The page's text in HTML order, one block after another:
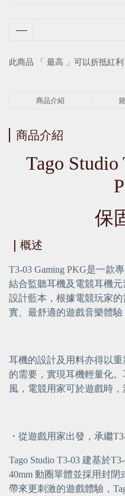
此商品 「 最高 」可以折抵紅利
商品介紹
商品介紹
Tago
保
概述
T3-03 Gaming PKG是一款
結合監聽耳機及電競耳機
設計藍本，根據電競玩家
實、最舒適的遊戲音樂體驗
耳機的設計及用料亦得以
的需要，實現耳機輕量化
風，電競用家可於遊戲時，
・從遊戲用家出發，承繼
Tago Studio T3-03 建基於
40mm 動圈單體並採用封
帶來更刺激的遊戲體驗，